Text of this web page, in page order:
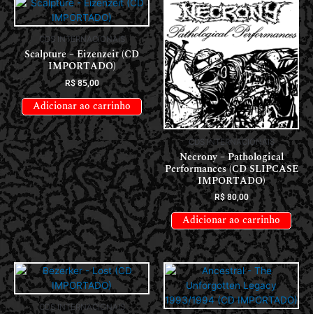
CDS INTERNACIONAIS
Scalpture – Eizenzeit (CD
IMPORTADO)
R$85,00
Adicionar ao carrinho
CDS INTERNACIONAIS
Necrony – Pathological
Performances (CD SLIPCASE
IMPORTADO)
R$80,00
Adicionar ao carrinho
CDS INTERNACIONAIS